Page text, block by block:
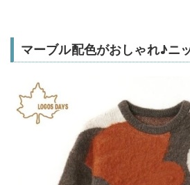
マーブル配色がおしゃれ♪ニ